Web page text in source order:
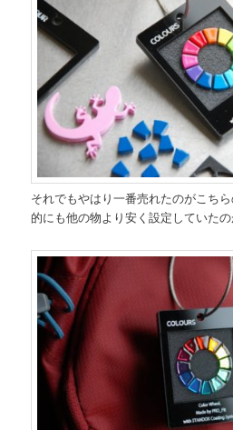
それでもやはり一番売れたのがこち
的にも他の物より安く設定していたの